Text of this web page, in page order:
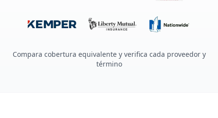
Compara cobertura equivalente y verifica cada proveedor y
término